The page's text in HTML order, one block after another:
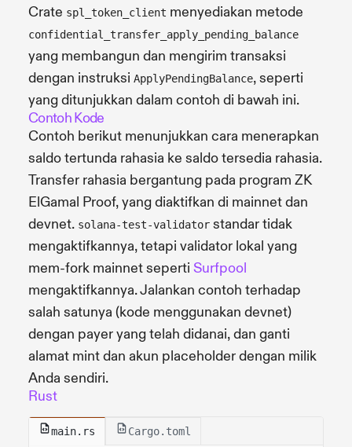
Crate spl_token_client menyediakan metode
confidential_transfer_apply_pending_balance
yang membangun dan mengirim transaksi
dengan instruksi ApplyPendingBalance, seperti
yang ditunjukkan dalam contoh di bawah ini.
Contoh Kode
Contoh berikut menunjukkan cara menerapkan
saldo tertunda rahasia ke saldo tersedia rahasia.
Transfer rahasia bergantung pada program ZK
ElGamal Proof, yang diaktifkan di mainnet dan
devnet. solana-test-validator standar tidak
mengaktifkannya, tetapi validator lokal yang
mem-fork mainnet seperti Surfpool
mengaktifkannya. Jalankan contoh terhadap
salah satunya (kode menggunakan devnet)
dengan payer yang telah didanai, dan ganti
alamat mint dan akun placeholder dengan milik
Anda sendiri.
Rust
main.rs Cargo.toml